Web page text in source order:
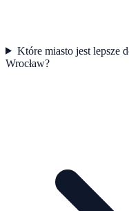
Które miasto jest lepsze
Wrocław?